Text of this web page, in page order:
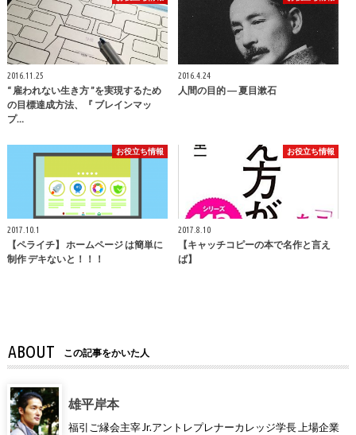
2016.11.25
“ 雇われない生き方 ”を実現するため
の目標達成方法、『 ブレインマッ
プ…
2016.4.24
人間の目的 ― 夏目漱石
お役立ち情報
2017.10.1
【ペライチ】 ホームページ は簡単に
制作 デキないと！！！
お役立ち情報
2017.8.10
【キャッチコピーの本で名作と言え
ば】
ABOUT この記事をかいた人
雄平岸本
福引ご縁会主宰 Jr.アントレプレナーカレッジ学長 上場企業